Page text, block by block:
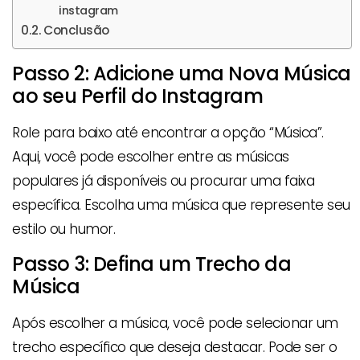
instagram
Conclusão
Passo 2: Adicione uma Nova Música
ao seu Perfil do Instagram
Role para baixo até encontrar a opção “Música”.
Aqui, você pode escolher entre as músicas
populares já disponíveis ou procurar uma faixa
específica. Escolha uma música que represente seu
estilo ou humor.
Passo 3: Defina um Trecho da
Música
Após escolher a música, você pode selecionar um
trecho específico que deseja destacar. Pode ser o